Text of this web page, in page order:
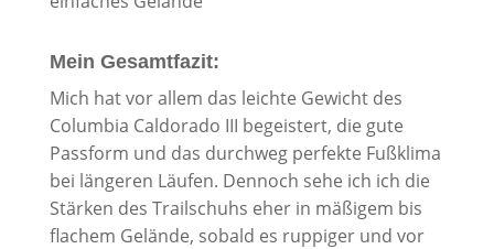
Mein Gesamtfazit:
Mich hat vor allem das leichte Gewicht des
Columbia Caldorado III begeistert, die gute
Passform und das durchweg perfekte Fußklima
bei längeren Läufen. Dennoch sehe ich ich die
Stärken des Trailschuhs eher in mäßigem bis
flachem Gelände, sobald es ruppiger und vor